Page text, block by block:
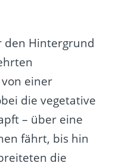
den Hintergrund
einer
die vegetative
– über eine
fährt, bis hin
die